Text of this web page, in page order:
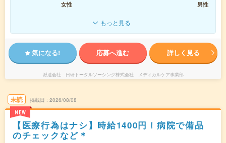
女性
男性
もっと見る
気になる! 応募へ進む 詳しく見る
派遣会社 日研トータルソーシング株式会社 メディカルケア事業部
未読
NEW
掲載日 2026/08/08
【医療行為はナシ】時給1400円！病院で備品
のチェックなど＊